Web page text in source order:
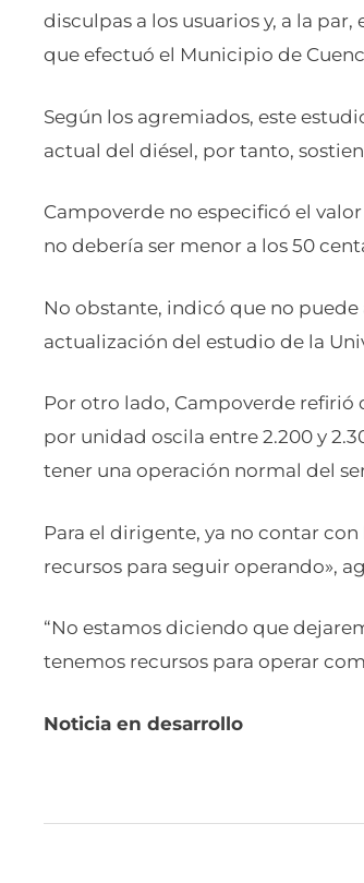
disculpas a los usuarios y, a la
que efectuó el Municipio de
Según los agremiados, este
actual del diésel, por tanto,
Campoverde no especificó el
no debería ser menor a los 50
No obstante, indicó que no puede
actualización del estudio de la
Por otro lado, Campoverde
por unidad oscila entre 2.200 y
tener una operación normal del
Para el dirigente, ya no contar
recursos para seguir operando»,
“No estamos diciendo que
tenemos recursos para operar
Noticia en desarrollo